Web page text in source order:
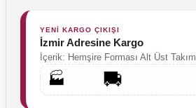
Labor Medikal Tekstil
890,00 TL
YENİ KARGO ÇIKIŞI
İzmir Adresine Kargo
İçerik: Hemşire Forması Alt Üst Takım
🏭 🚚